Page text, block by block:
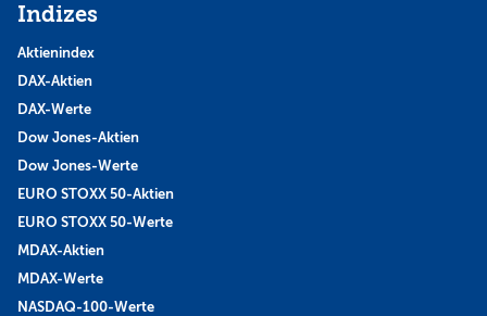
Indizes
Aktienindex
DAX-Aktien
DAX-Werte
Dow Jones-Aktien
Dow Jones-Werte
EURO STOXX 50-Aktien
EURO STOXX 50-Werte
MDAX-Aktien
MDAX-Werte
NASDAQ-100-Werte